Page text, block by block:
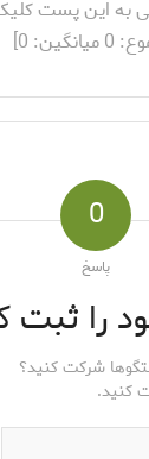
به این پست
0میانگین: 0
]
0
پاسخ
را ثبت
شرکت کنید؟
کنید.